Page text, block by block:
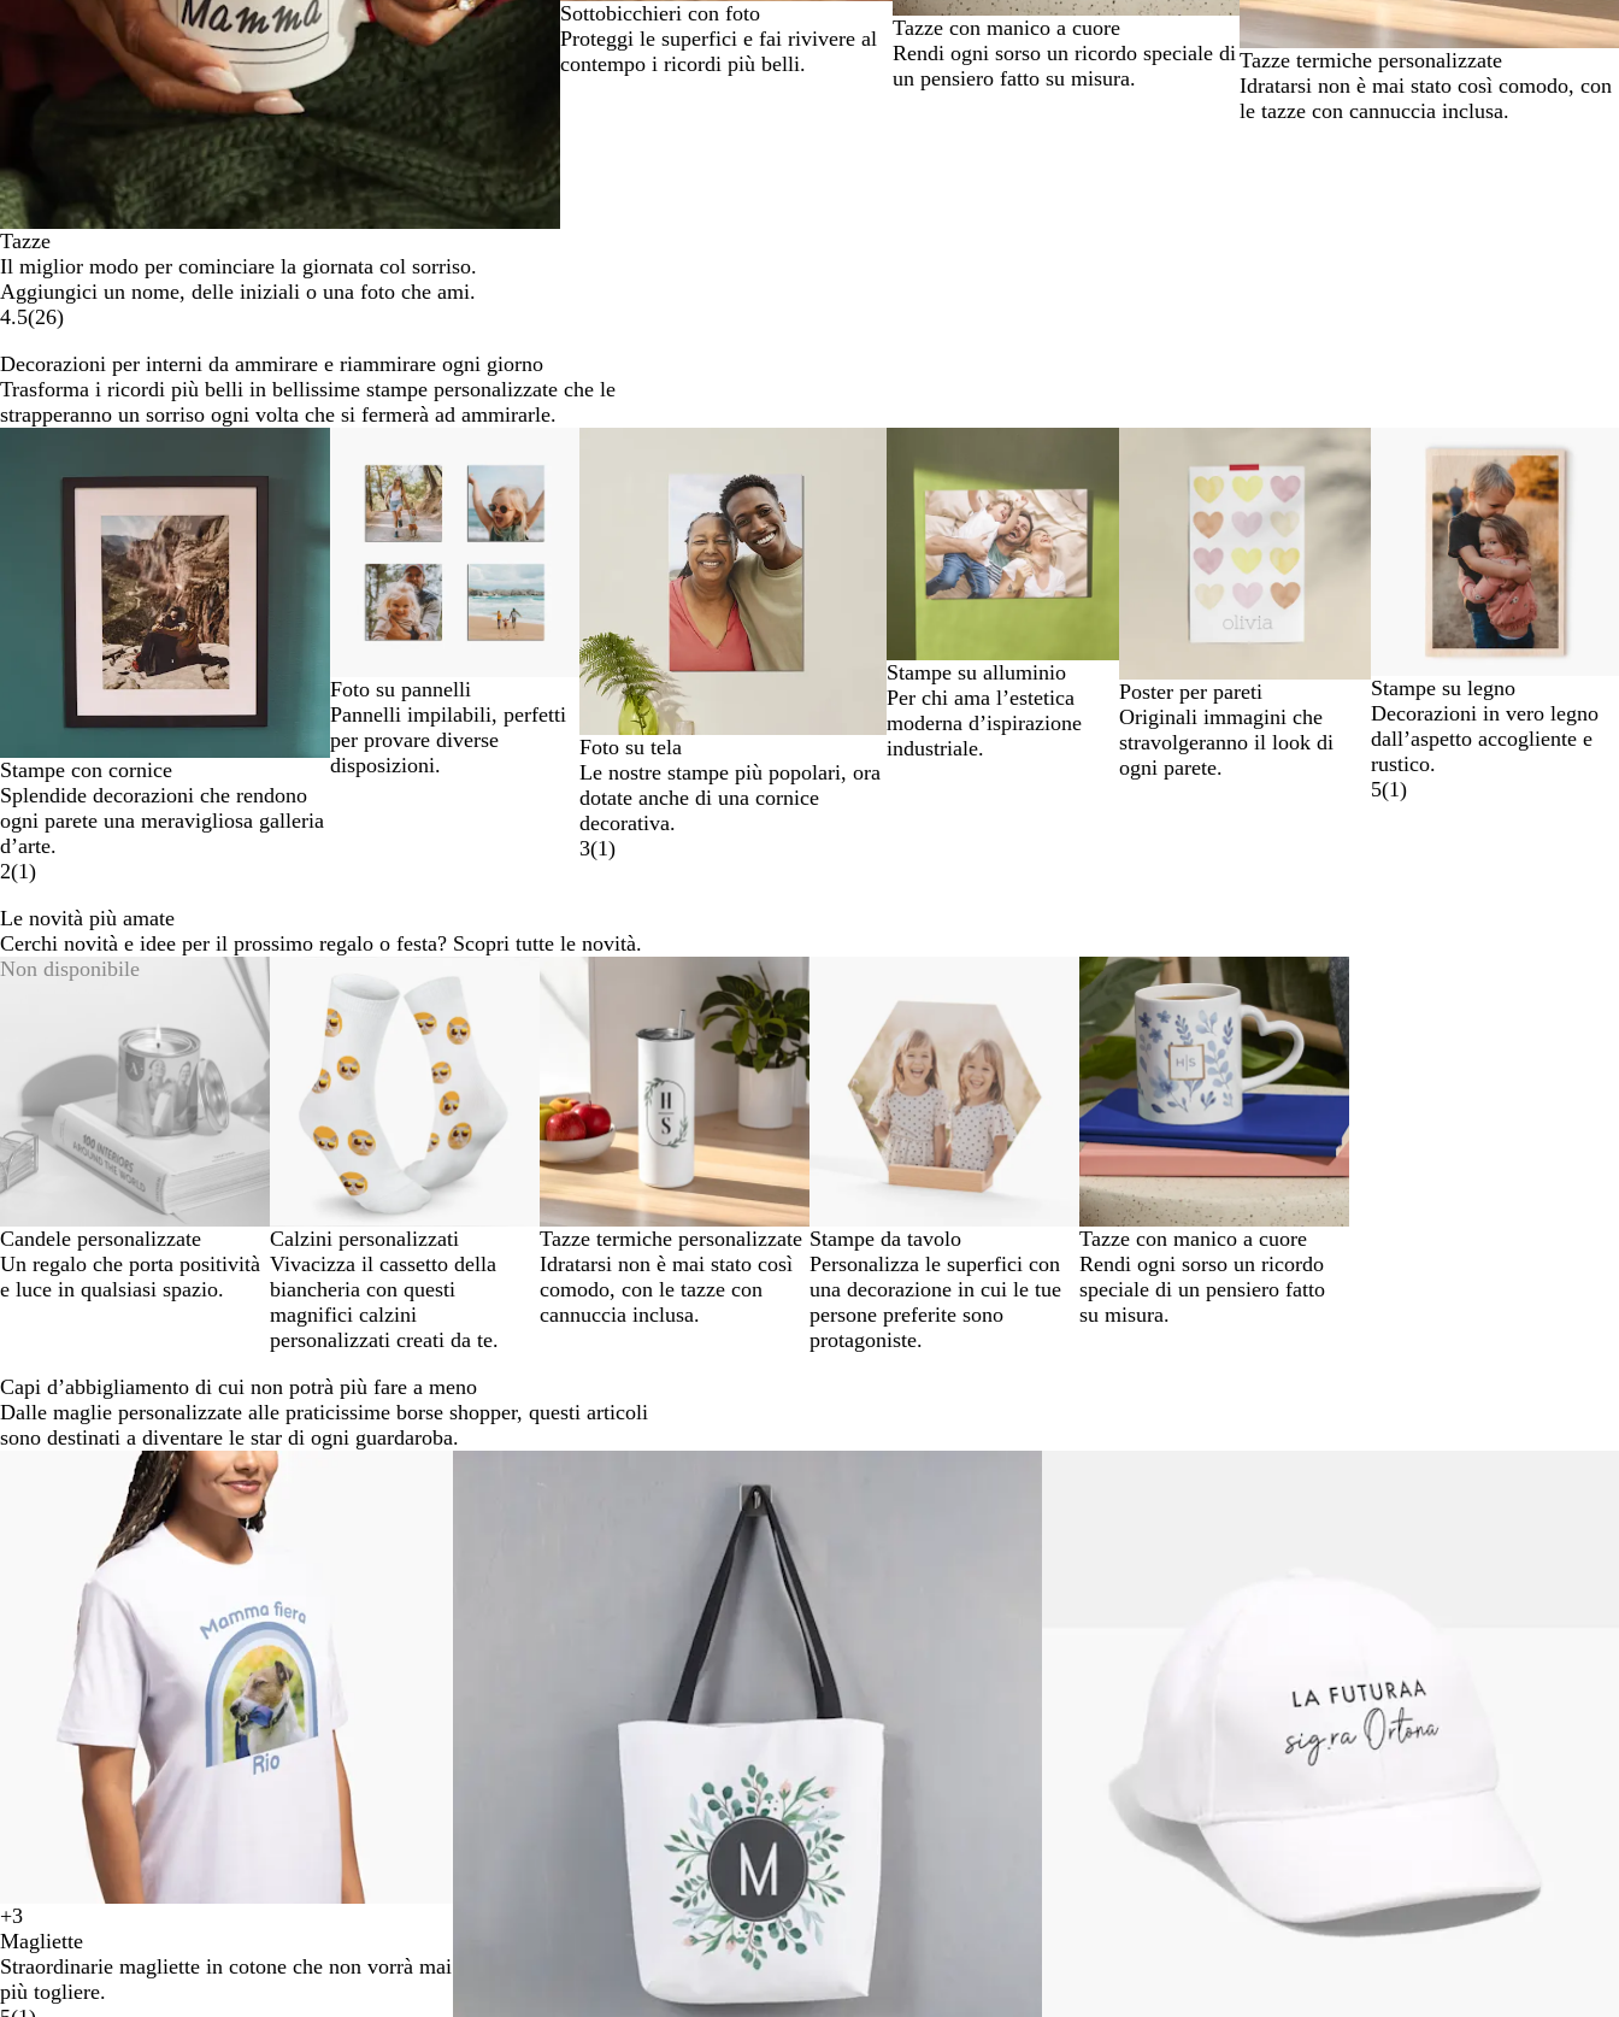
Tazze
Il miglior modo per cominciare la giornata col sorriso.
Aggiungici un nome, delle iniziali o una foto che ami.
4.5(26)
Sottobicchieri con foto
Proteggi le superfici e fai rivivere al
contempo i ricordi più belli.
Tazze con manico a cuore
Rendi ogni sorso un ricordo speciale di
un pensiero fatto su misura.
Tazze termiche personalizzate
Idratarsi non è mai stato così comodo, con
le tazze con cannuccia inclusa.
Decorazioni per interni da ammirare e riammirare ogni giorno
Trasforma i ricordi più belli in bellissime stampe personalizzate che le
strapperanno un sorriso ogni volta che si fermerà ad ammirarle.
Stampe con cornice
Splendide decorazioni che rendono
ogni parete una meravigliosa galleria
d’arte.
2(1)
Foto su pannelli
Pannelli impilabili, perfetti
per provare diverse
disposizioni.
Foto su tela
Le nostre stampe più popolari, ora
dotate anche di una cornice
decorativa.
3(1)
Stampe su alluminio
Per chi ama l’estetica
moderna d’ispirazione
industriale.
Poster per pareti
Originali immagini che
stravolgeranno il look di
ogni parete.
Stampe su legno
Decorazioni in vero legno
dall’aspetto accogliente e
rustico.
5(1)
Le novità più amate
Cerchi novità e idee per il prossimo regalo o festa? Scopri tutte le novità.
Non disponibile
Candele personalizzate
Un regalo che porta positività
e luce in qualsiasi spazio.
Calzini personalizzati
Vivacizza il cassetto della
biancheria con questi
magnifici calzini
personalizzati creati da te.
Tazze termiche personalizzate
Idratarsi non è mai stato così
comodo, con le tazze con
cannuccia inclusa.
Stampe da tavolo
Personalizza le superfici con
una decorazione in cui le tue
persone preferite sono
protagoniste.
Tazze con manico a cuore
Rendi ogni sorso un ricordo
speciale di un pensiero fatto
su misura.
Capi d’abbigliamento di cui non potrà più fare a meno
Dalle maglie personalizzate alle praticissime borse shopper, questi articoli
sono destinati a diventare le star di ogni guardaroba.
B
l
u
n
N
e
r
o
A
r
a
n
B
i
a
n
+3
Magliette
Straordinarie magliette in cotone che non vorrà mai
più togliere.